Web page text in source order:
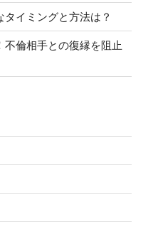
イミングと方法は？
倫相手との復縁を阻止